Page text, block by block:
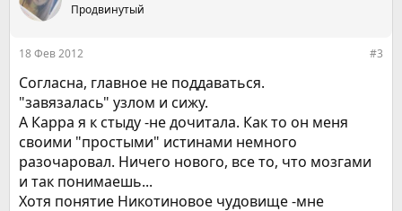
Продвинутый
18 Фев 2012 #3
Согласна, главное не поддаваться.
"завязалась" узлом и сижу.
А Карра я к стыду -не дочитала. Как то он меня
своими "простыми" истинами немного
разочаровал. Ничего нового, все то, что мозгами
и так понимаешь...
Хотя понятие Никотиновое чудовище -мне